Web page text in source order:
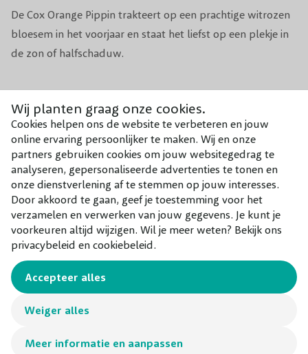
Wij planten graag onze cookies.
Cookies helpen ons de website te verbeteren en jouw
online ervaring persoonlijker te maken. Wij en onze
partners gebruiken cookies om jouw websitegedrag te
analyseren, gepersonaliseerde advertenties te tonen en
onze dienstverlening af te stemmen op jouw interesses.
Door akkoord te gaan, geef je toestemming voor het
verzamelen en verwerken van jouw gegevens. Je kunt je
voorkeuren altijd wijzigen. Wil je meer weten? Bekijk ons
privacybeleid en cookiebeleid.
Meer informatie en aanpassen
Weiger alles
Accepteer alles
De Cox Orange Pippin trakteert op een prachtige witrozen
bloesem in het voorjaar en staat het liefst op een plekje in
de zon of halfschaduw.
Combineer met
Onze aanraders bij dit product